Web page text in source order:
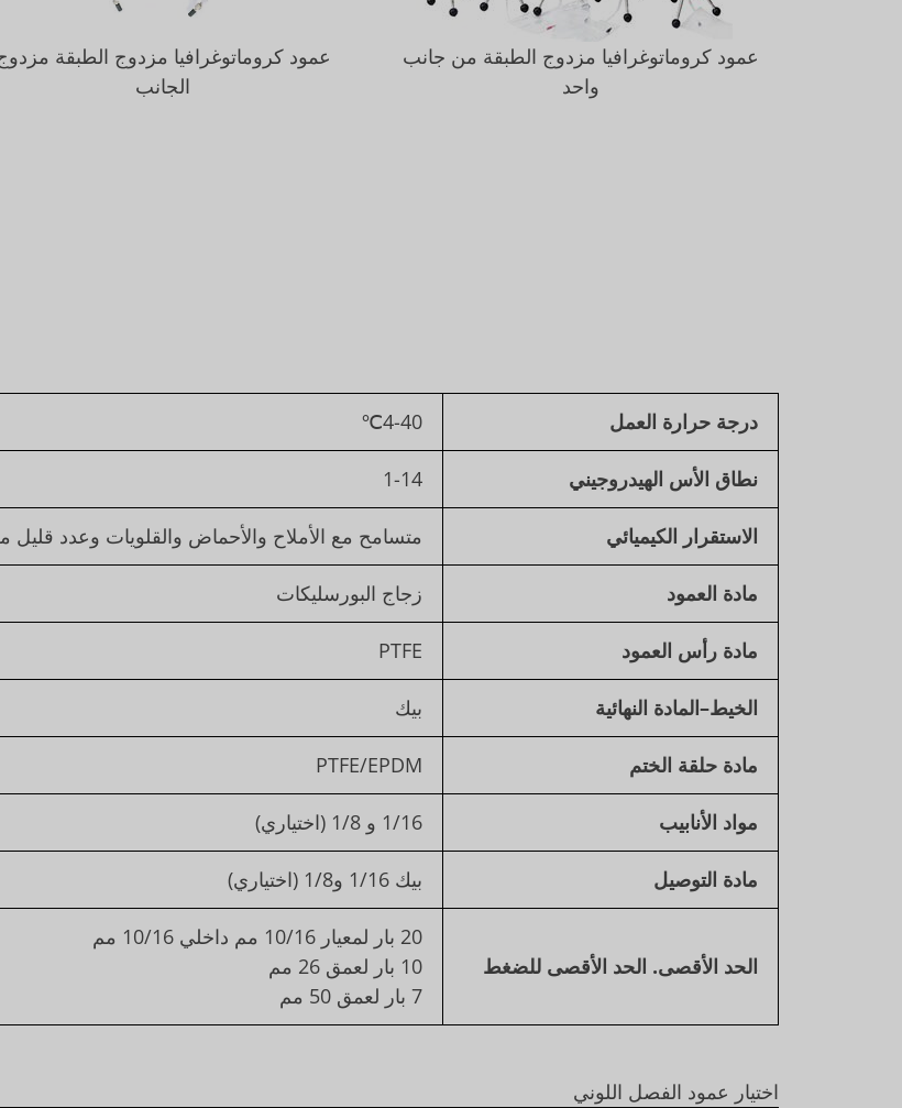
عمود كروماتوغرافيا مزدوج الطبقة من جانب
واحد
عمود كروماتوغرافيا مزدوج الطبقة
الجانب
درجة حرارة العمل 4-40℃
نطاق الأس الهيدروجيني 1-14
الاستقرار الكيميائي متسامح مع الأملاح والأحماض والقلويات وعدد قليل
مادة العمود زجاج البورسليكات
مادة رأس العمود PTFE
الخيط–المادة النهائية بيك
مادة حلقة الختم PTFE/EPDM
مواد الأنابيب 1/16 و 1/8 (اختياري)
مادة التوصيل بيك 1/16 و1/8 (اختياري)
الحد الأقصى. الحد الأقصى للضغط
20 بار لمعيار 10/16 مم داخلي 10/16 مم
10 بار لعمق 26 مم
7 بار لعمق 50 مم
اختيار عمود الفصل اللوني